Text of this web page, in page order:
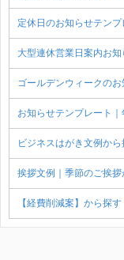
定休日のお知らせテン
大型連休営業日案内お
ゴールデンウィークの
お知らせテンプレート
ビジネスはがき文例から
挨拶文例｜季節のご挨拶
【経費削減案】から探す